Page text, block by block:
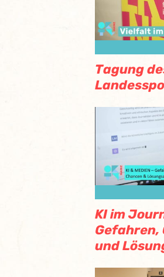
Tagung
KI im
Gefahren,
und